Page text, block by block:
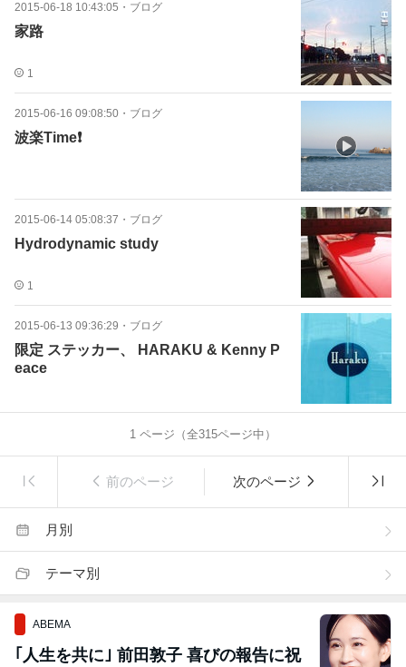
2015-06-18 10:43:05 ・ ブログ
家路
1
2015-06-16 09:08:50 ・ ブログ
波楽Time❗️
2015-06-14 05:08:37 ・ ブログ
Hydrodynamic study
1
2015-06-13 09:36:29 ・ ブログ
限定 ステッカー、 HARAKU & Kenny P
eace
1 ページ（全315ページ中）
前のページ 次のページ
月別
テーマ別
ABEMA
｢人生を共に｣ 前田敦子 喜びの報告に祝